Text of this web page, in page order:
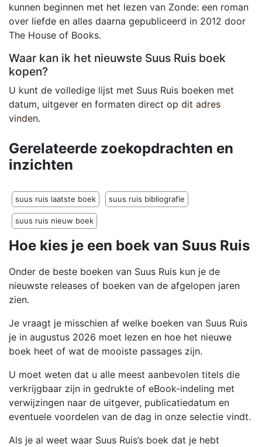
kunnen beginnen met het lezen van Zonde: een roman
over liefde en alles daarna gepubliceerd in 2012 door
The House of Books.
Waar kan ik het nieuwste Suus Ruis boek
kopen?
U kunt de volledige lijst met Suus Ruis boeken met
datum, uitgever en formaten direct op dit adres
vinden.
Gerelateerde zoekopdrachten en
inzichten
suus ruis laatste boek suus ruis bibliografie
suus ruis nieuw boek
Hoe kies je een boek van Suus Ruis
Onder de beste boeken van Suus Ruis kun je de
nieuwste releases of boeken van de afgelopen jaren
zien.
Je vraagt je misschien af welke boeken van Suus Ruis
je in augustus 2026 moet lezen en hoe het nieuwe
boek heet of wat de mooiste passages zijn.
U moet weten dat u alle meest aanbevolen titels die
verkrijgbaar zijn in gedrukte of eBook-indeling met
verwijzingen naar de uitgever, publicatiedatum en
eventuele voordelen van de dag in onze selectie vindt.
Als je al weet waar Suus Ruis’s boek dat je hebt